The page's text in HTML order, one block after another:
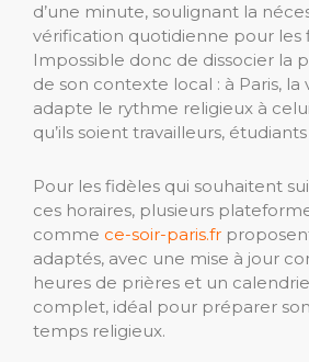
d’une minute, soulignant la
vérification quotidienne pour les
Impossible donc de dissocier la
de son contexte local : à Paris, la
adapte le rythme religieux à
qu’ils soient travailleurs,
Pour les fidèles qui souhaitent
ces horaires, plusieurs
comme ce-soir-paris.fr
adaptés, avec une mise à jour
heures de prières et un
complet, idéal pour préparer
temps religieux.